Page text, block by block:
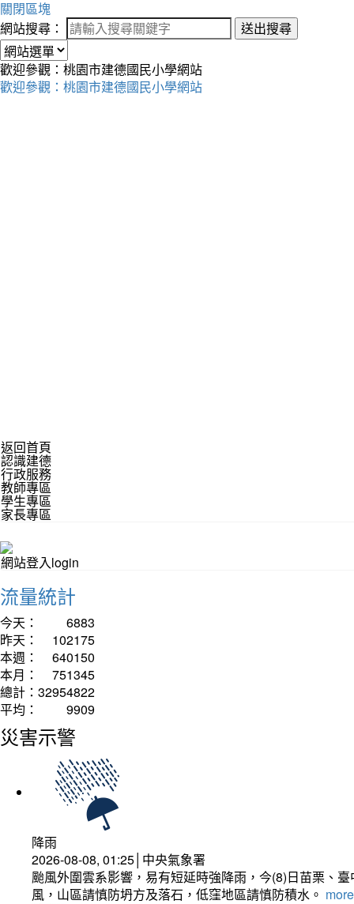
關閉區塊
網站搜尋：
送出搜尋
歡迎參觀：桃園市建德國民小學網站
歡迎參觀：桃園市建德國民小學網站
返回首頁
認識建德
行政服務
教師專區
學生專區
家長專區
網站登入login
流量統計
今天：
6883
昨天：
102175
本週：
640150
本月：
751345
總計： 32954822
平均：
9909
災害示警
降雨
2026-08-08, 01:25│中央氣象署
颱風外圍雲系影響，易有短延時強降雨，今(8)日苗栗、
風，山區請慎防坍方及落石，低窪地區請慎防積水。